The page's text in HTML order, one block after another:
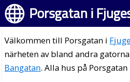
Porsgatan i
Välkommen till Porsgatan i
närheten av bland andra gatorna
Bangatan. Alla hus på